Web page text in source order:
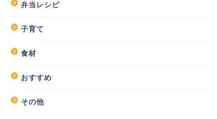
弁当レシピ
子育て
食材
おすすめ
その他